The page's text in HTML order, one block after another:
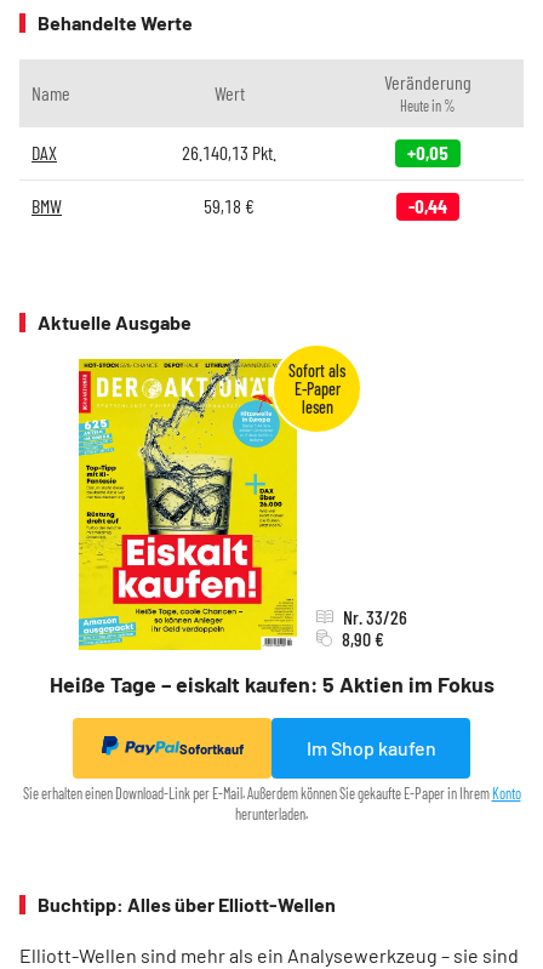
Behandelte Werte
Name Wert Veränderung
Heute in %
DAX 26.140,13 Pkt. +0,05
BMW 59,18 € -0,44
Aktuelle Ausgabe
Heiße Tage – eiskalt kaufen: 5 Aktien im Fokus
Nr. 33/26
8,90 €
Sofortkauf Im Shop kaufen
Sie erhalten einen Download-Link per E-Mail. Außerdem können Sie gekaufte E-Paper in Ihrem Konto
herunterladen.
Buchtipp: Alles über Elliott-Wellen
Elliott-Wellen sind mehr als ein Analysewerkzeug – sie sind